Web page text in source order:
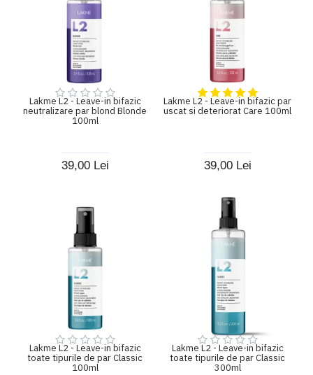
Lakme L2 - Leave-in bifazic
neutralizare par blond Blonde
100ml
39,00 Lei
Lakme L2 - Leave-in bifazic par
uscat si deteriorat Care 100ml
39,00 Lei
Lakme L2 - Leave-in bifazic
toate tipurile de par Classic
100ml
Lakme L2 - Leave-in bifazic
toate tipurile de par Classic
300ml